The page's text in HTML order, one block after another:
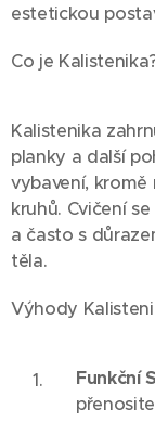
estetickou
Co je
Kalistenika
planky a další
vybavení,
kruhů. Cvičení
a často s
těla.
Výhody
Funkční